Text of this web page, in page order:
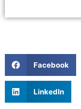
Facebook
LinkedIn